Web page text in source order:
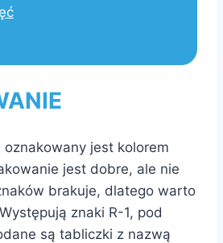
jest kolorem
jest dobre, ale nie
brakuje, dlatego warto
znaki R-1, pod
są tabliczki z nazwą